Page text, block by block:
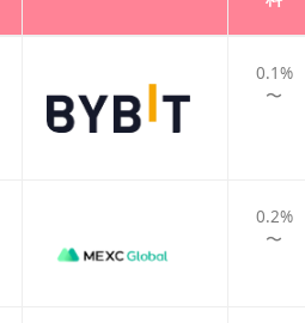
0.1%
〜
0.2%
〜